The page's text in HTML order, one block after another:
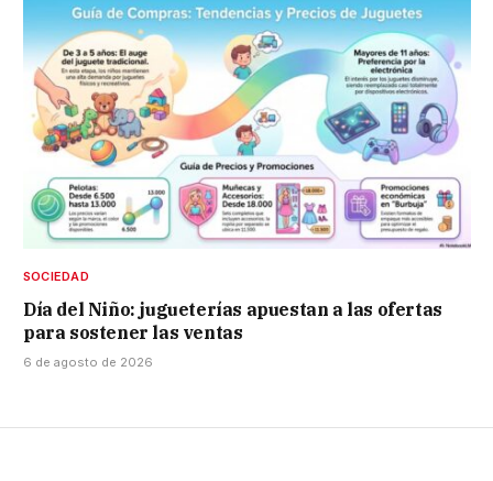
SOCIEDAD
Día del Niño: jugueterías apuestan a las ofertas
para sostener las ventas
6 de agosto de 2026